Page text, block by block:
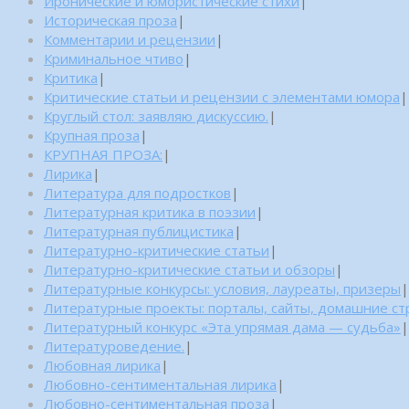
Историческая проза |
Комментарии и рецензии |
Криминальное чтиво |
Критика |
Критические статьи и рецензии с элементами юмора |
Круглый стол: заявляю дискуссию. |
Крупная проза |
КРУПНАЯ ПРОЗА: |
Лирика |
Литература для подростков |
Литературная критика в поэзии |
Литературная публицистика |
Литературно-критические статьи |
Литературно-критические статьи и обзоры |
Литературные конкурсы: условия, лауреаты, призеры |
Литературные проекты: порталы, сайты, домашние
Литературный конкурс «Эта упрямая дама — судьба» |
Литературоведение. |
Любовная лирика |
Любовно-сентиментальная лирика |
Любовно-сентиментальная проза |